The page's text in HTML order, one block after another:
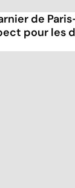
de
pour les